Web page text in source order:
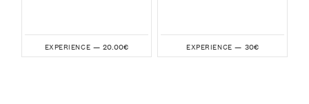
EXPERIENCE — 20.00€ EXPERIENCE — 30€